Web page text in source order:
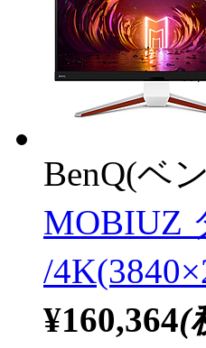
BenQ(ベ
MOBIUZ
/
¥160,364(